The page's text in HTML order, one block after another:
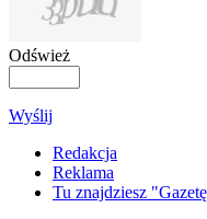
Odśwież
Wyślij
Redakcja
Reklama
Tu znajdziesz